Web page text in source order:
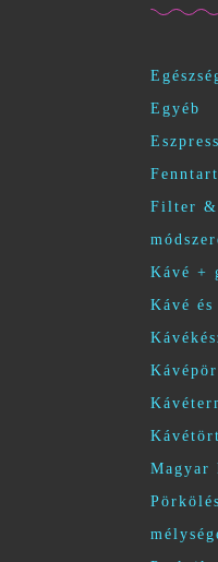
Egyéb
Filter &
Kávé +
Kávé és
Magyar